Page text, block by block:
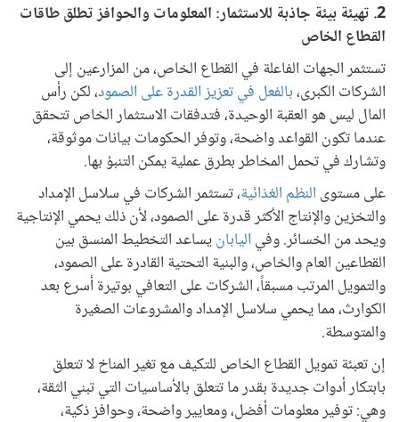
2. تهيئة بيئة جاذبة للاستثمار: المعلومات والحوافز تطلق طاقات
القطاع الخاص
تستثمر الجهات الفاعلة في القطاع الخاص، من المزارعين إلى
الشركات الكبرى،بالفعل في تعزيز القدرة على الصمود، لكن رأس
المال ليس هو العقبة الوحيدة، فتدفقات الاستثمار الخاص تتحقق
عندما تكون القواعد واضحة، وتوفر الحكومات بيانات موثوقة،
وتشارك في تحمل المخاطر بطرق عملية يمكن التنبؤ بها.
على مستوى النظم الغذائية، تستثمر الشركات في سلاسل الإمداد
والتخزين والإنتاج الأكثر قدرة على الصمود، لأن ذلك يحمي الإنتاجية
ويحد من الخسائر. وفي اليابانيساعد التخطيط المنسق بين
القطاعين العام والخاص، والبنية التحتية القادرة على الصمود،
والتمويل المرتب مسبقاً، الشركات على التعافي بوتيرة أسرع بعد
الكوارث، مما يحمي سلاسل الإمداد والمشروعات الصغيرة
والمتوسطة.
إن تعبئة تمويل القطاع الخاص للتكيف مع تغير المناخ لا تتعلق
بابتكار أدوات جديدة بقدر ما تتعلق بالأساسيات التي تبني الثقة،
وهي: توفير معلومات أفضل، ومعايير واضحة، وحوافز ذكية،